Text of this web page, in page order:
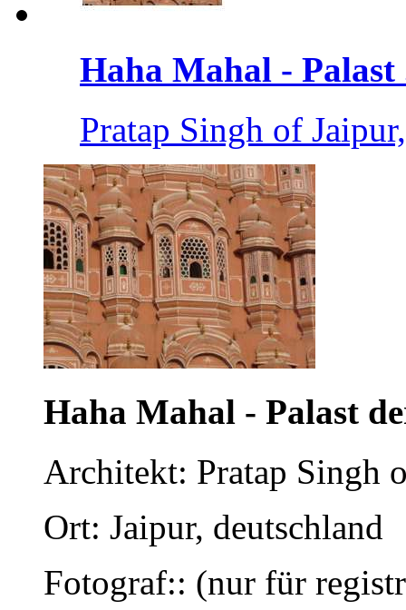
Haha Mahal - Palast
Pratap Singh of
Haha Mahal - Palast
Architekt: Pratap Singh
Ort: Jaipur, deutschland
Fotograf:: (nur für